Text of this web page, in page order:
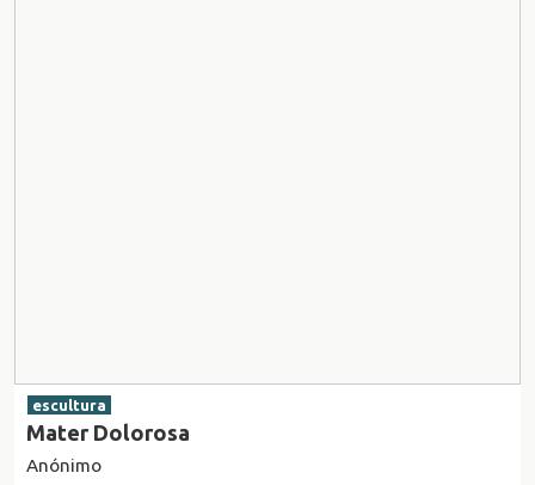
escultura
Mater Dolorosa
Anónimo